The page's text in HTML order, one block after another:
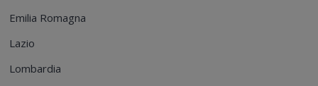
Emilia Romagna
Lazio
Lombardia